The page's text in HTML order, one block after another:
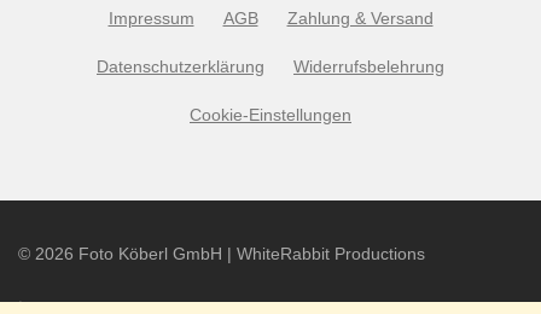
Impressum AGB Zahlung & Versand
Datenschutzerklärung Widerrufsbelehrung
Cookie-Einstellungen
© 2026 Foto Köberl GmbH | WhiteRabbit Productions